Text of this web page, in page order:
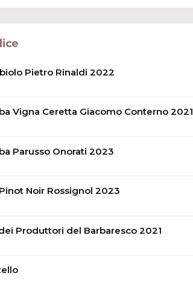
Pietro Rinaldi 2022
Vigna Ceretta Giacomo Conterno 2021
Parusso Onorati 2023
Noir Rossignol 2023
Produttori del Barbaresco 2021